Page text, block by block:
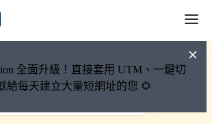
全面升級！直接套用 UTM、一鍵切
給每天建立大量短網址的您 🌻
PicSee 短網址永久有效